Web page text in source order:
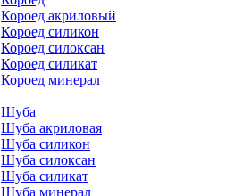
Короед акриловый
Короед силикон
Короед силоксан
Короед силикат
Короед минерал
Шуба
Шуба акриловая
Шуба силикон
Шуба силоксан
Шуба силикат
Шуба минерал